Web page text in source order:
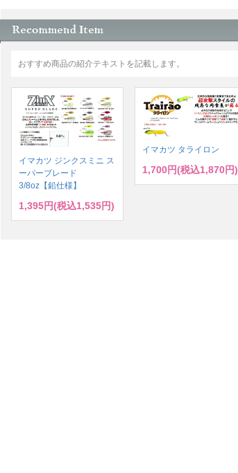
おすすめ商品の紹介テキストを記載します。
イマカツ ジンクスミニ ス
ーパーブレード
3/8oz【鉛仕様】
1,395円(税込1,535円)
イマカツ タライロン
1,700円(税込1,870円)